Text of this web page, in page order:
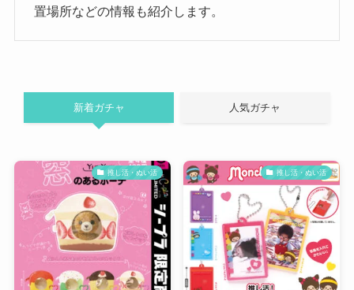
置場所などの情報も紹介します。
新着ガチャ 人気ガチャ
推し活・ぬい活 推し活・ぬい活